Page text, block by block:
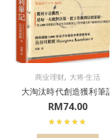
商业理财, 大将·生活
大淘汰時代創造獲利筆
RM74.00